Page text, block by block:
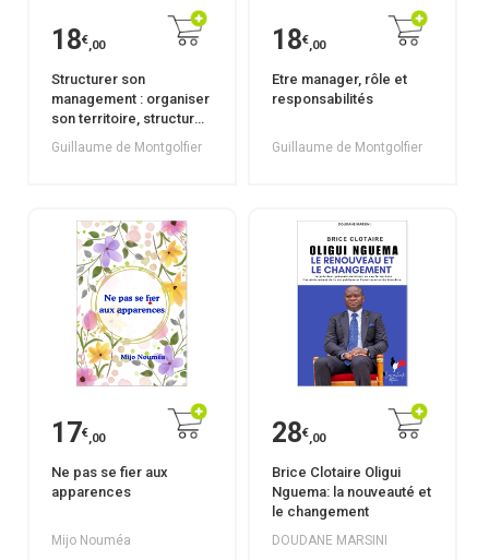
18€,00
Structurer son
management : organiser
son territoire, structurer
son système
d’animation, gérer ses
Guillaume de Montgolfier
18€,00
Etre manager, rôle et
responsabilités
Guillaume de Montgolfier
17€,00
Ne pas se fier aux
apparences
Mijo Nouméa
28€,00
Brice Clotaire Oligui
Nguema: la nouveauté et
le changement
DOUDANE MARSINI